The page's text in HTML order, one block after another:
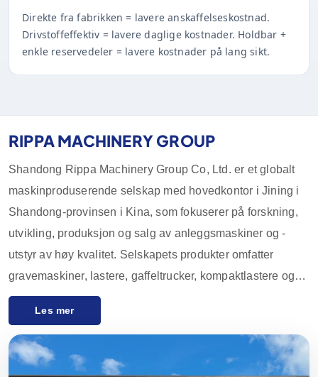
Direkte fra fabrikken = lavere anskaffelseskostnad.
Drivstoffeffektiv = lavere daglige kostnader. Holdbar +
enkle reservedeler = lavere kostnader på lang sikt.
RIPPA MACHINERY GROUP
Shandong Rippa Machinery Group Co, Ltd. er et globalt
maskinproduserende selskap med hovedkontor i Jining i
Shandong-provinsen i Kina, som fokuserer på forskning,
utvikling, produksjon og salg av anleggsmaskiner og -
utstyr av høy kvalitet. Selskapets produkter omfatter
gravemaskiner, lastere, gaffeltrucker, kompaktlastere og
tilbehør, som er mye brukt i landbruk, anlegg, gruvedrift og
kvalitetskontroll har utstyret fra Rippa Machinery et godt
rykte over hele verden. Vi eksporterer hovedsakelig til de
Les mer